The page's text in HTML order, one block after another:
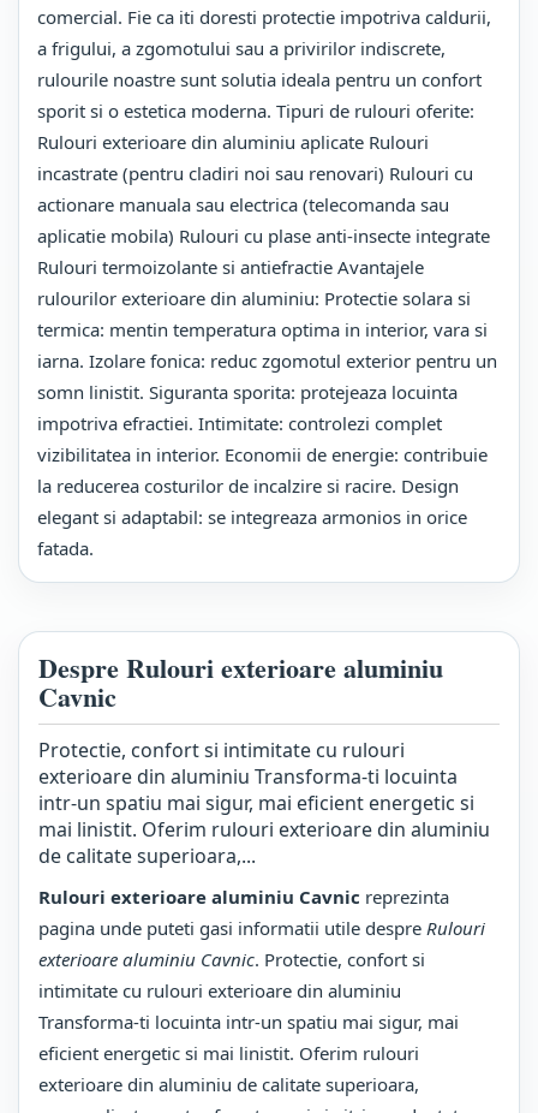
comercial. Fie ca iti doresti protectie impotriva caldurii,
a frigului, a zgomotului sau a privirilor indiscrete,
rulourile noastre sunt solutia ideala pentru un confort
sporit si o estetica moderna. Tipuri de rulouri oferite:
Rulouri exterioare din aluminiu aplicate Rulouri
incastrate (pentru cladiri noi sau renovari) Rulouri cu
actionare manuala sau electrica (telecomanda sau
aplicatie mobila) Rulouri cu plase anti-insecte integrate
Rulouri termoizolante si antiefractie Avantajele
rulourilor exterioare din aluminiu: Protectie solara si
termica: mentin temperatura optima in interior, vara si
iarna. Izolare fonica: reduc zgomotul exterior pentru un
somn linistit. Siguranta sporita: protejeaza locuinta
impotriva efractiei. Intimitate: controlezi complet
vizibilitatea in interior. Economii de energie: contribuie
la reducerea costurilor de incalzire si racire. Design
elegant si adaptabil: se integreaza armonios in orice
fatada.
Despre Rulouri exterioare aluminiu
Cavnic
Protectie, confort si intimitate cu rulouri
exterioare din aluminiu Transforma-ti locuinta
intr-un spatiu mai sigur, mai eficient energetic si
mai linistit. Oferim rulouri exterioare din aluminiu
de calitate superioara,...
Rulouri exterioare aluminiu Cavnic reprezinta
pagina unde puteti gasi informatii utile despre Rulouri
exterioare aluminiu Cavnic. Protectie, confort si
intimitate cu rulouri exterioare din aluminiu
Transforma-ti locuinta intr-un spatiu mai sigur, mai
eficient energetic si mai linistit. Oferim rulouri
exterioare din aluminiu de calitate superioara,